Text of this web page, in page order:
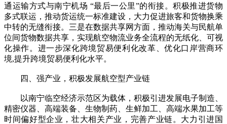
通运输方式与南宁机场 “最后一公里”的衔接。积极推进货物
多式联运，推动货运统一标准建设，大力促进旅客和货物换乘
中转的无缝衔接。三是在数据共享网方面，推动海关与民航单
位间货物数据共享，实现航空物流业务全流程的无纸化、可视
化操作。进一步深化跨境贸易便利化改革、优化口岸营商环
境,提升跨境贸易便利化水平。
四、强产业，积极发展航空型产业链
以南宁临空经济示范区为载体，积极引进发展电子制造、
精密仪器、高端装备、生物制药、生鲜加工、高端水果加工等
时间偏好型企业，壮大相关产业，完善产业链。大力引进国